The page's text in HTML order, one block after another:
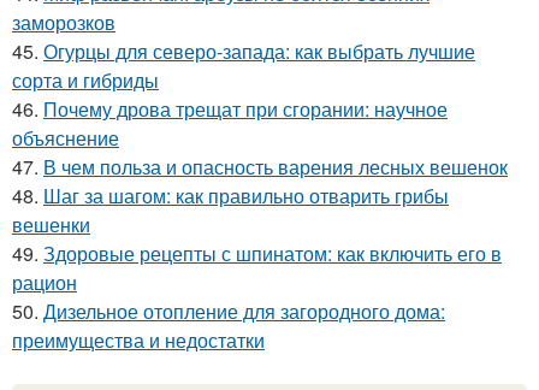
заморозков
45. Огурцы для северо-запада: как выбрать лучшие
сорта и гибриды
46. Почему дрова трещат при сгорании: научное
объяснение
47. В чем польза и опасность варения лесных вешенок
48. Шаг за шагом: как правильно отварить грибы
вешенки
49. Здоровые рецепты с шпинатом: как включить его в
рацион
50. Дизельное отопление для загородного дома:
преимущества и недостатки